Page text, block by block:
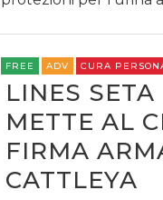
FREE ADV CURA
LINES
METTE AL
FIRMA
CATTLEYA